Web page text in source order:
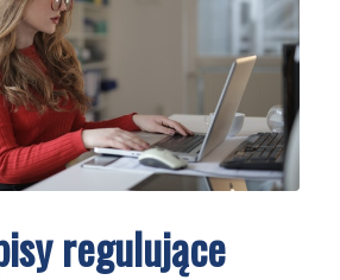
regulujące